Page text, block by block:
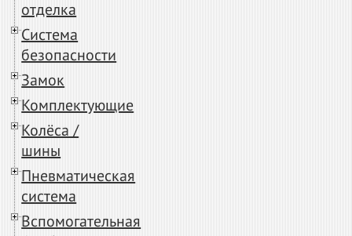
отделка
Система
безопасности
Замок
Комплектующие
Колёса /
шины
Пневматическая
система
Вспомогательная